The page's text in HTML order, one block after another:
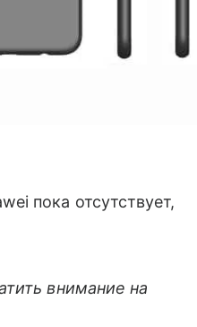
пока отсутствует,
внимание на